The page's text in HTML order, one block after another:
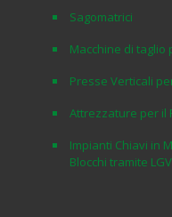
Sagomatrici
Macchine di taglio
Presse Verticali
Attrezzature per il
Impianti Chiavi in
Blocchi tramite LGV